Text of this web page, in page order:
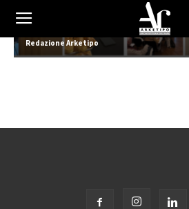
Tecniche Nuove incontra
Redazione Arketipo